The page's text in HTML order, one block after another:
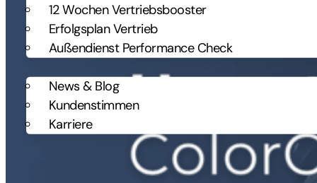
12 Wochen Vertriebsbooster
Erfolgsplan Vertrieb
Außendienst Performance Check
Über uns
News & Blog
Kundenstimmen
Karriere
Kontakt